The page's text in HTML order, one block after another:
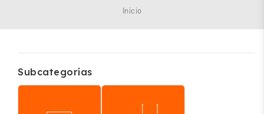
Inicio
Subcategorías